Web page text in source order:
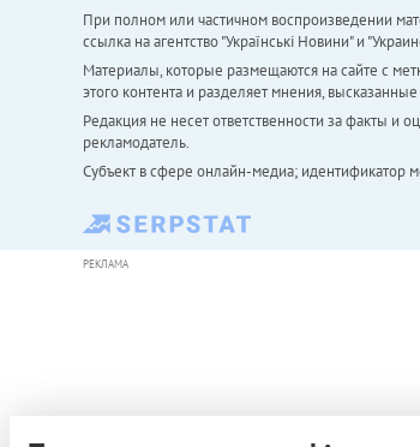
При полном или частичном воспроизведении
ссылка на агентство "Українськi Новини" и
Материалы, которые размещаются на сайте с
этого контента и разделяет мнения,
Редакция не несет ответственности за факты и
рекламодатель.
Субъект в сфере онлайн-медиа; идентификатор
РЕКЛАМА